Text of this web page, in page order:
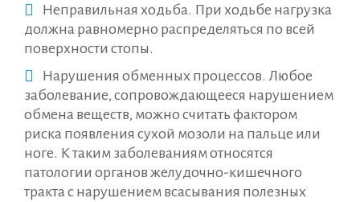
Неправильная ходьба. При ходьбе нагрузка
должна равномерно распределяться по всей
поверхности стопы.
Нарушения обменных процессов. Любое
заболевание, сопровождающееся нарушением
обмена веществ, можно считать фактором
риска появления сухой мозоли на пальце или
ноге. К таким заболеваниям относятся
патологии органов желудочно-кишечного
тракта с нарушением всасывания полезных